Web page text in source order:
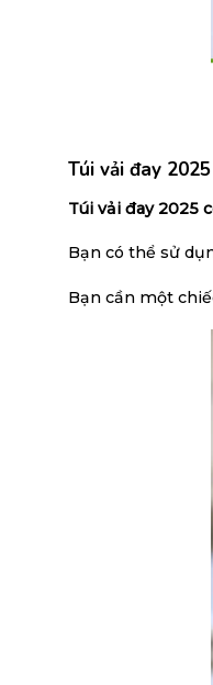
Túi vải đay
Túi vải đay 2025
Bạn có thể sử
Bạn cần một